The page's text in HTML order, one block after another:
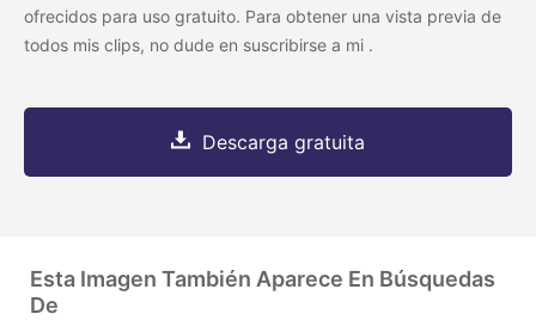
ofrecidos para uso gratuito. Para obtener una vista previa de
todos mis clips, no dude en suscribirse a mi .
Descarga gratuita
Esta Imagen También Aparece En Búsquedas
De